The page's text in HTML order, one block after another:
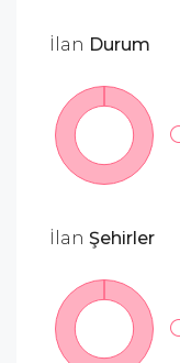
İlan Durum
İlan Şehirler